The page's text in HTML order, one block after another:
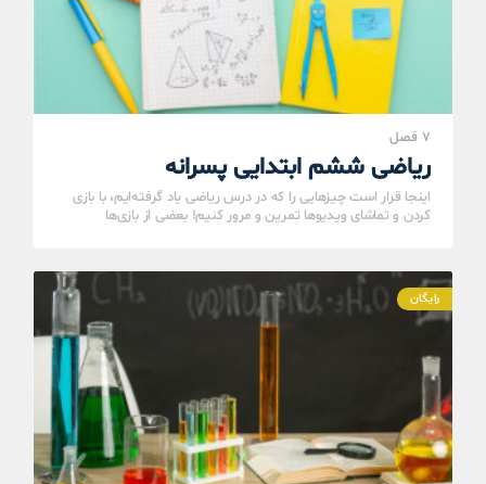
7 فصل
ریاضی ششم ابتدایی پسرانه
اینجا قرار است چیزهایی را که در درس ریاضی یاد گرفته‌ایم، با بازی
کردن و تماشای ویدیوها تمرین و مرور کنیم! بعضی از بازی‌ها
رایگان